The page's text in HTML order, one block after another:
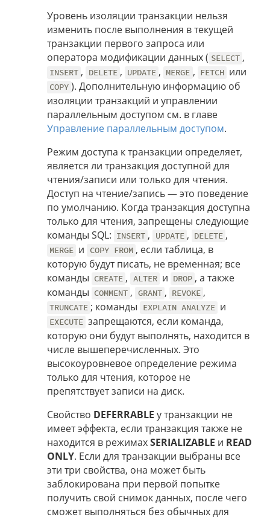
Уровень изоляции транзакции нельзя
изменить после выполнения в текущей
транзакции первого запроса или
оператора модификации данных ( SELECT ,
INSERT , DELETE , UPDATE , MERGE , FETCH или
COPY ). Дополнительную информацию об
изоляции транзакций и управлении
параллельным доступом см. в главе
Управление параллельным доступом.
Режим доступа к транзакции определяет,
является ли транзакция доступной для
чтения/записи или только для чтения.
Доступ на чтение/запись — это поведение
по умолчанию. Когда транзакция доступна
только для чтения, запрещены следующие
команды SQL: INSERT , UPDATE , DELETE ,
MERGE и COPY FROM , если таблица, в
которую будут писать, не временная; все
команды CREATE , ALTER и DROP , а также
команды COMMENT , GRANT , REVOKE ,
TRUNCATE ; команды EXPLAIN ANALYZE и
EXECUTE запрещаются, если команда,
которую они будут выполнять, находится в
числе вышеперечисленных. Это
высокоуровневое определение режима
только для чтения, которое не
препятствует записи на диск.
Свойство DEFERRABLE у транзакции не
имеет эффекта, если транзакция также не
находится в режимахSERIALIZABLE и READ
ONLY. Если для транзакции выбраны все
эти три свойства, она может быть
заблокирована при первой попытке
получить свой снимок данных, после чего
сможет выполняться без обычных для